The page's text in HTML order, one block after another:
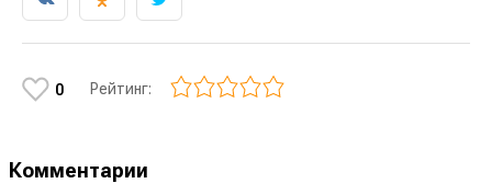
0 Рейтинг:
Комментарии